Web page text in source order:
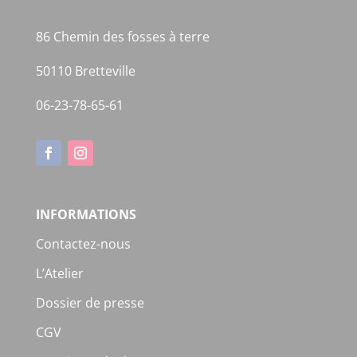
86 Chemin des fosses à terre
50110 Bretteville
06-23-78-65-61
INFORMATIONS
Contactez-nous
L’Atelier
Dossier de presse
CGV